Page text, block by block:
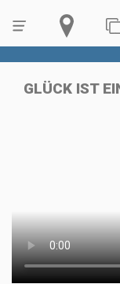
GLÜCK IST